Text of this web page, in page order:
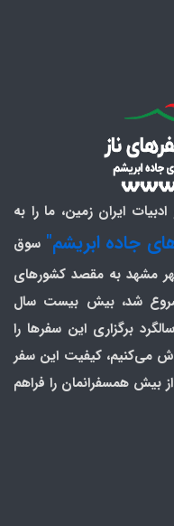
ایران زمین، ما را به
جاده ابریشم" سوق
شهر مشهد به مقصد کشورهای
شروع شد، بیش بیست سال
1404 بیستمین سالگرد برگزاری این سفرها را
می‌کنیم، کیفیت این سفر
بیش همسفرانمان را فراهم